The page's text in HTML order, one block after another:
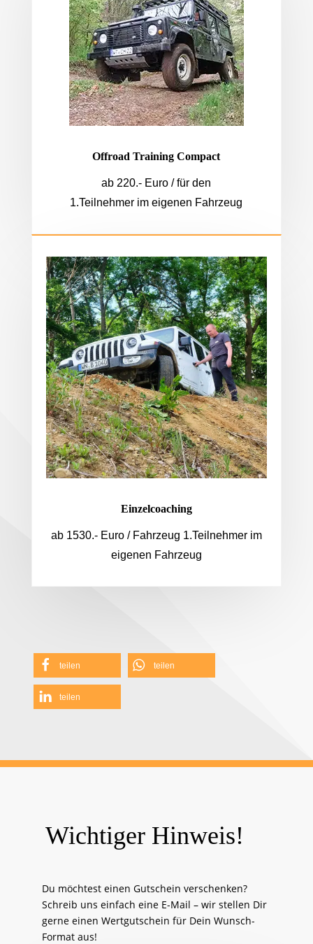
Offroad Training Compact
ab 220.- Euro / für den
1.Teilnehmer im eigenen Fahrzeug
Einzelcoaching
ab 1530.- Euro / Fahrzeug 1.Teilnehmer im
eigenen Fahrzeug
teilen teilen
teilen
Wichtiger Hinweis!
Du möchtest einen Gutschein verschenken?
Schreib uns einfach eine E-Mail – wir stellen Dir
gerne einen Wertgutschein für Dein Wunsch-
Format aus!